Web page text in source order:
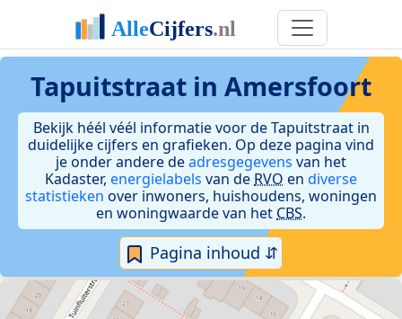
Tapuitstraat in Amersfoort
Bekijk héél véél informatie voor de Tapuitstraat in
duidelijke cijfers en grafieken. Op deze pagina vind
je onder andere deadresgegevens van het
Kadaster, energielabels van de RVO en diverse
statistieken over inwoners, huishoudens, woningen
en woningwaarde van het CBS.
Pagina inhoud ⇵